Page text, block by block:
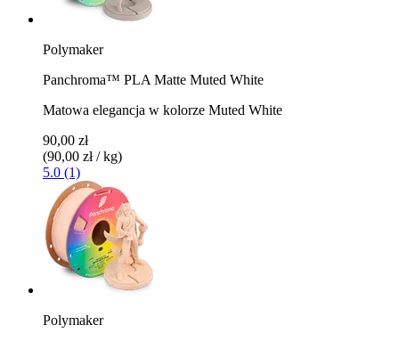
Polymaker
Panchroma™ PLA Matte Muted White
Matowa elegancja w kolorze Muted White
90,00 zł
(90,00 zł / kg)
5.0 (1)
Polymaker